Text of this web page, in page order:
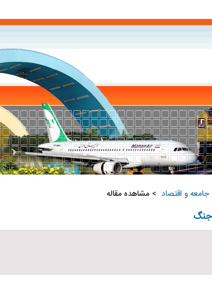
جامعه و اقتصاد ‏ > مشاهده مقاله
جنگ